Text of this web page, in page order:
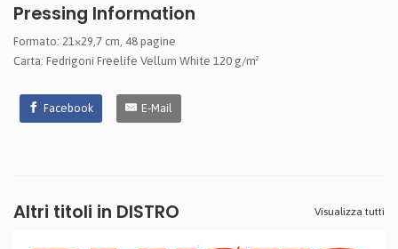
Pressing Information
Formato: 21×29,7 cm, 48 pagine
Carta: Fedrigoni Freelife Vellum White 120 g/m²
Facebook E-Mail
Altri titoli in DISTRO Visualizza tutti